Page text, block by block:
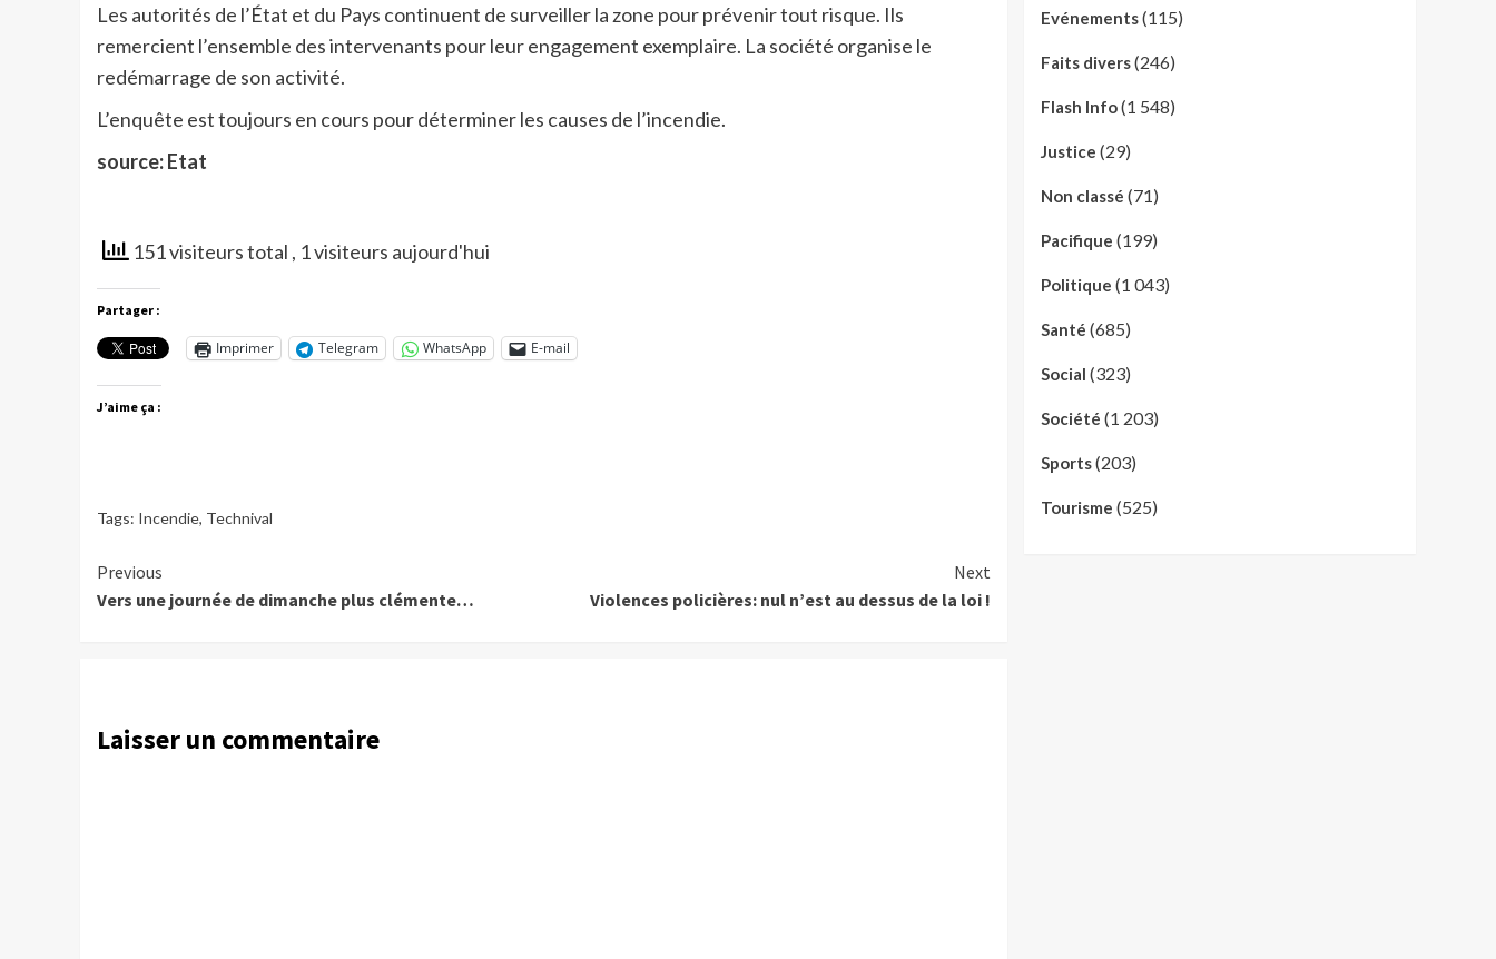
Les autorités de l’État et du Pays continuent de surveiller la zone pour prévenir tout risque. Ils
remercient l’ensemble des intervenants pour leur engagement exemplaire. La société organise le
redémarrage de son activité.
L’enquête est toujours en cours pour déterminer les causes de l’incendie.
source: Etat
151 visiteurs total , 1 visiteurs aujourd'hui
Partager :
Imprimer Telegram WhatsApp E-mail
J’aime ça :
Tags: Incendie, Technival
Continue
Reading
Previous
Vers une journée de dimanche plus clémente…
Next
Violences policières: nul n’est au dessus de la loi !
Laisser un commentaire
Evénements(115)
Faits divers(246)
Flash Info(1 548)
Justice (29)
Non classé (71)
Pacifique (199)
Politique (1 043)
Santé (685)
Social (323)
Société (1 203)
Sports(203)
Tourisme (525)